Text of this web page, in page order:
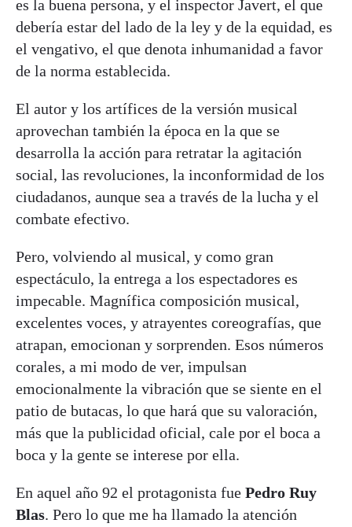
es la buena persona, y el inspector Javert, el que
debería estar del lado de la ley y de la equidad, es
el vengativo, el que denota inhumanidad a favor
de la norma establecida.
El autor y los artífices de la versión musical
aprovechan también la época en la que se
desarrolla la acción para retratar la agitación
social, las revoluciones, la inconformidad de los
ciudadanos, aunque sea a través de la lucha y el
combate efectivo.
Pero, volviendo al musical, y como gran
espectáculo, la entrega a los espectadores es
impecable. Magnífica composición musical,
excelentes voces, y atrayentes coreografías, que
atrapan, emocionan y sorprenden. Esos números
corales, a mi modo de ver, impulsan
emocionalmente la vibración que se siente en el
patio de butacas, lo que hará que su valoración,
más que la publicidad oficial, cale por el boca a
boca y la gente se interese por ella.
En aquel año 92 el protagonista fue Pedro Ruy
Blas. Pero lo que me ha llamado la atención